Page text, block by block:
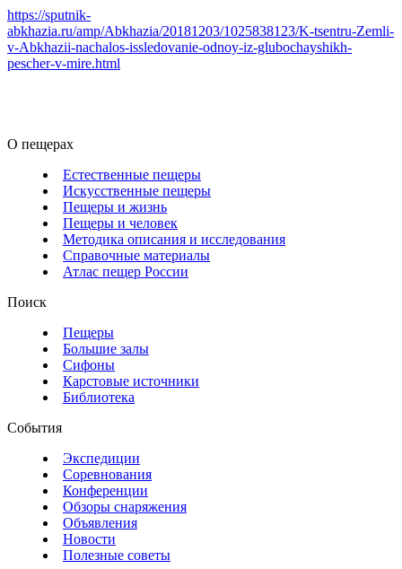
https://sputnik-
abkhazia.ru/amp/Abkhazia/20181203/1025838123/K-tsentru-Zemli-
v-Abkhazii-nachalos-issledovanie-odnoy-iz-glubochayshikh-
pescher-v-mire.html
О пещерах
Естественные пещеры
Искусственные пещеры
Пещеры и жизнь
Пещеры и человек
Методика описания и исследования
Справочные материалы
Атлас пещер России
Поиск
Пещеры
Большие залы
Сифоны
Карстовые источники
Библиотека
События
Экспедиции
Соревнования
Конференции
Обзоры снаряжения
Объявления
Новости
Полезные советы